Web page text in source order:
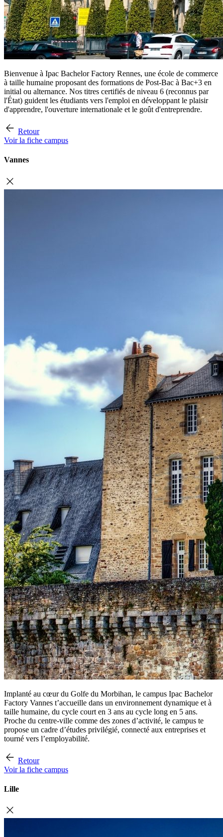
Bienvenue à Ipac Bachelor Factory Rennes, une école de commerce
à taille humaine proposant des formations de Post-Bac à Bac+3 en
initial ou alternance. Nos titres certifiés de niveau 6 (reconnus par
l'État) guident les étudiants vers l'emploi en développant le plaisir
d'apprendre, l'ouverture internationale et le goût d'entreprendre.
Retour
Voir la fiche campus
Vannes
Implanté au cœur du Golfe du Morbihan, le campus Ipac Bachelor
Factory Vannes t’accueille dans un environnement dynamique et à
taille humaine, du cycle court en 3 ans au cycle long en 5 ans.
Proche du centre-ville comme des zones d’activité, le campus te
propose un cadre d’études privilégié, connecté aux entreprises et
tourné vers l’employabilité.
Retour
Voir la fiche campus
Lille